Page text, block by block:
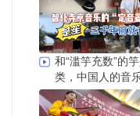
和“滥竽充数”的
类，中国人的音
智化寺京音乐的